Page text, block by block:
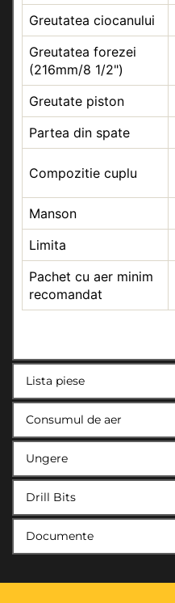
Greutatea ciocanului
Greutatea forezei
(216mm/8 1/2")
Greutate piston
Partea din spate
Compozitie cuplu
Manson
Limita
Pachet cu aer minim
recomandat
Lista piese
Consumul de aer
Ungere
Drill Bits
Documente